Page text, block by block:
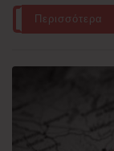
Περισσότερα